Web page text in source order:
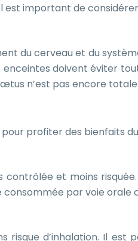
important de
du cerveau et du
enceintes doivent éviter
n’est pas encore
profiter des bienfaits
contrôlée et moins
consommée par voie orale
risque d’inhalation. Il